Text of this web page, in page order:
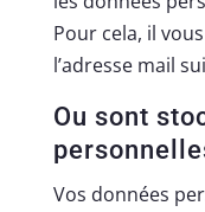
Pour cela, il
l’adresse mail
Ou sont
Vos données